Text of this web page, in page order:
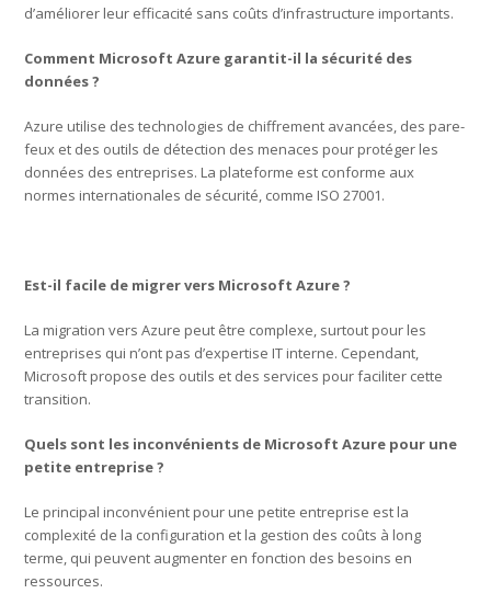
d’améliorer leur efficacité sans coûts d’infrastructure importants.
Comment Microsoft Azure garantit-il la sécurité des
données ?
Azure utilise des technologies de chiffrement avancées, des pare-
feux et des outils de détection des menaces pour protéger les
données des entreprises. La plateforme est conforme aux
normes internationales de sécurité, comme ISO 27001.
Est-il facile de migrer vers Microsoft Azure ?
La migration vers Azure peut être complexe, surtout pour les
entreprises qui n’ont pas d’expertise IT interne. Cependant,
Microsoft propose des outils et des services pour faciliter cette
transition.
Quels sont les inconvénients de Microsoft Azure pour une
petite entreprise ?
Le principal inconvénient pour une petite entreprise est la
complexité de la configuration et la gestion des coûts à long
terme, qui peuvent augmenter en fonction des besoins en
ressources.